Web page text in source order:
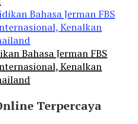
Bahasa Jerman FBS
Kenalkan
Terpercaya